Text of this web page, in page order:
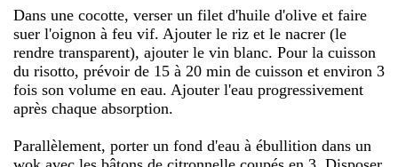
Dans une cocotte, verser un filet d'huile d'olive et faire
suer l'oignon à feu vif. Ajouter le riz et le nacrer (le
rendre transparent), ajouter le vin blanc. Pour la cuisson
du risotto, prévoir de 15 à 20 min de cuisson et environ 3
fois son volume en eau. Ajouter l'eau progressivement
après chaque absorption.
Parallèlement, porter un fond d'eau à ébullition dans un